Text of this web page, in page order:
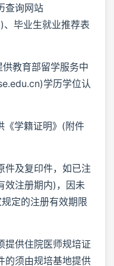
查询网站
毕业生就业推荐表
教育部留学服务中
学历学位认
《学籍证明》(附件
件及复印件，如已注
效注册期内)，因未
定的注册有效期限
提供住院医师规培证
的须由规培基地提供